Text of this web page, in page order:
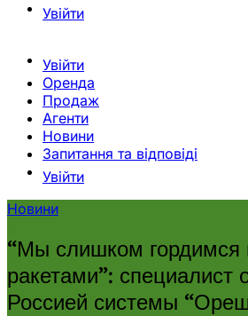
Увійти
Увійти
Оренда
Продаж
Агенти
Новини
Запитання та відповіді
Увійти
Новини
“Мы слишком
ракетами”: специалист
Россией системы